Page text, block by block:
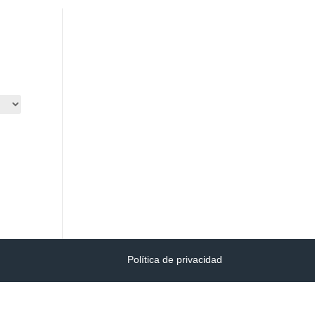
Política de privacidad